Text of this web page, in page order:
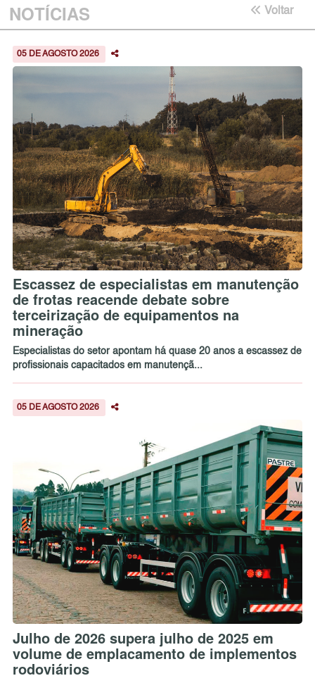
NOTÍCIAS Voltar
05 DE AGOSTO 2026
Escassez de especialistas em manutenção
de frotas reacende debate sobre
terceirização de equipamentos na
mineração
Especialistas do setor apontam há quase 20 anos a escassez de
profissionais capacitados em manutençã...
05 DE AGOSTO 2026
Julho de 2026 supera julho de 2025 em
volume de emplacamento de implementos
rodoviários